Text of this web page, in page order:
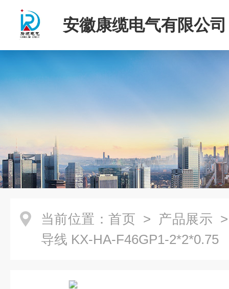
安徽康缆电气有限公司
当前位置： 首页 > 产品展示
导线 KX-HA-F46GP1-2*2*0.75